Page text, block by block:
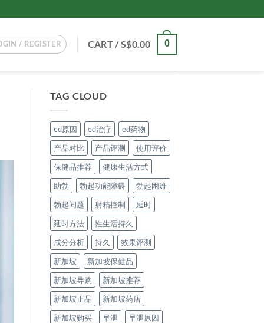
/ REGISTER CART /S$0.00 0
TAG CLOUD
ed原因 ed治疗
ed药物
产品对比
产品评测
使用评价
保健品推荐
健康生活方式
助勃
勃起功能障碍
勃起困难
勃起问题
射精控制
延时
延时方法
性生活持久
成分分析
持久
效果评测
新加坡
新加坡保健品
新加坡导购
新加坡推荐
新加坡正品
新加坡药店
新加坡购买
早泄
早泄原因